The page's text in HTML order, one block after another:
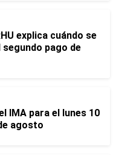
explica cuándo se
pago de
IMA para el lunes 10
agosto